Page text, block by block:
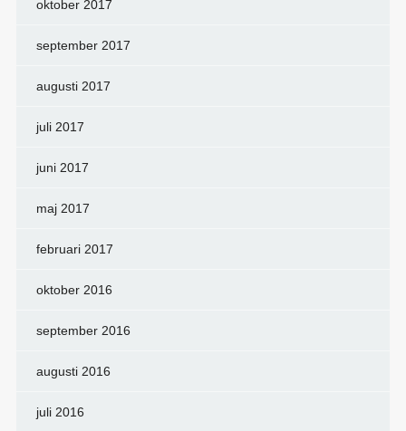
oktober 2017
september 2017
augusti 2017
juli 2017
juni 2017
maj 2017
februari 2017
oktober 2016
september 2016
augusti 2016
juli 2016